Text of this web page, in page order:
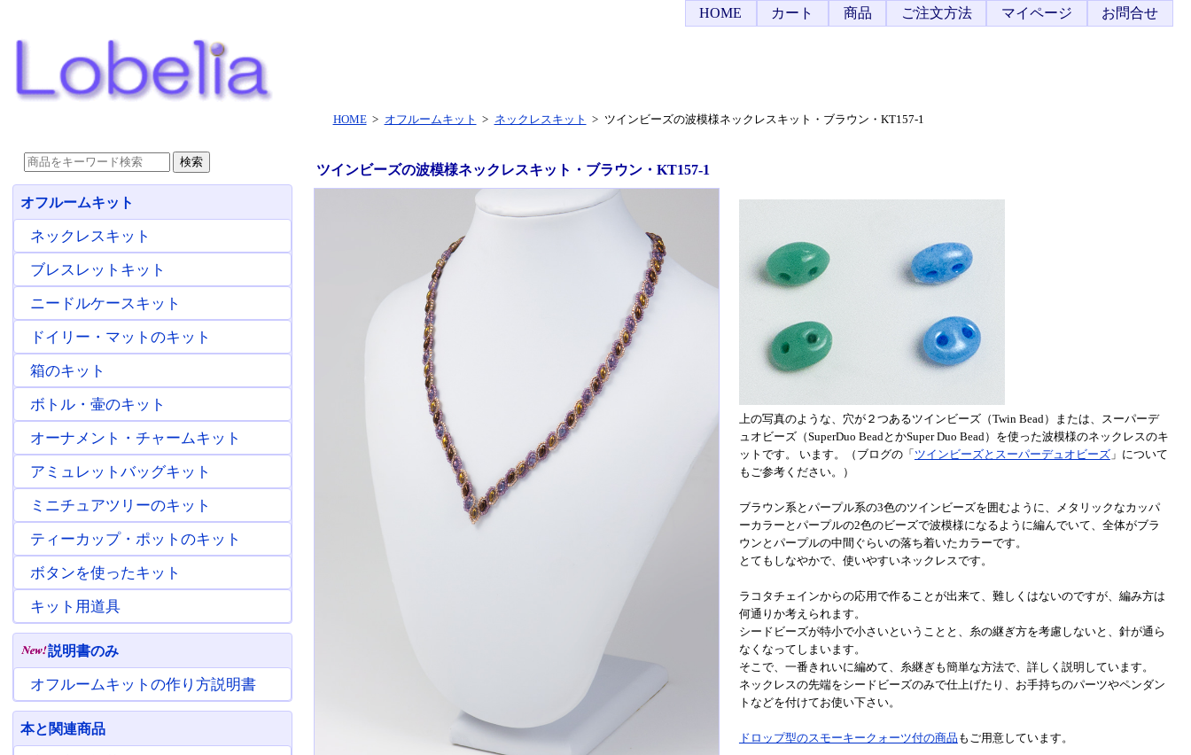
HOME カート 商品 ご注文方法 マイページ お問合せ
HOME > オフルームキット > ネックレスキット > ツインビーズの波模様ネックレスキット・ブラウン・KT157-1
ツインビーズの波模様ネックレスキット・ブラウン・KT157-1
上の写真のような、穴が２つあるツインビーズ（Twin Bead）または、スーパーデ
ュオビーズ（SuperDuo BeadとかSuper Duo Bead）を使った波模様のネックレスのキ
ットです。 います。（ブログの「 ツインビーズとスーパーデュオビーズ」について
もご参考ください。）
ブラウン系とパープル系の3色のツインビーズを囲むように、メタリックなカッパ
ーカラーとパープルの2色のビーズで波模様になるように編んでいて、全体がブラ
ウンとパープルの中間ぐらいの落ち着いたカラーです。
とてもしなやかで、使いやすいネックレスです。
ラコタチェインからの応用で作ることが出来て、難しくはないのですが、編み方は
何通りか考えられます。
シードビーズが特小で小さいということと、糸の継ぎ方を考慮しないと、針が通ら
なくなってしまいます。
そこで、一番きれいに編めて、糸継ぎも簡単な方法で、詳しく説明しています。
ネックレスの先端をシードビーズのみで仕上げたり、お手持ちのパーツやペンダン
トなどを付けてお使い下さい。
ドロップ型のスモーキークォーツ付の商品 もご用意しています。
オフルームキット
ネックレスキット
ブレスレットキット
ニードルケースキット
ドイリー・マットのキット
箱のキット
ボトル・壷のキット
オーナメント・チャームキット
アミュレットバッグキット
ミニチュアツリーのキット
ティーカップ・ポットのキット
ボタンを使ったキット
キット用道具
説明書のみ
オフルームキットの作り方説明書
本と関連商品